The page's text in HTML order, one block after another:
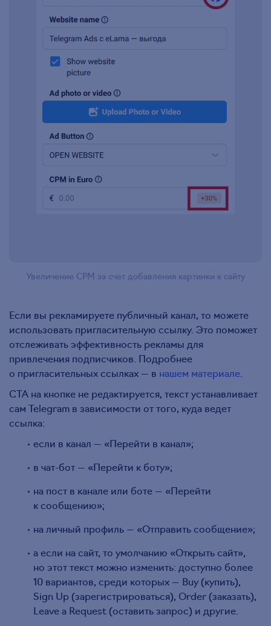
Увеличение CPM за счет добавления картинки к сайту
Если вы рекламируете публичный канал, то можете
использовать пригласительную ссылку. Это поможет
отслеживать эффективность рекламы для
привлечения подписчиков. Подробнее
о пригласительных ссылках — в нашем материале
CTA на кнопке не редактируется, текст устанавливает
сам Telegram в зависимости от того, куда ведет
ссылка:
если в канал — «Перейти в канал»;
в чат-бот — «Перейти к боту»;
на пост в канале или боте — «Перейти
к сообщению»;
на личный профиль — «Отправить сообщение»;
а если на сайт, то умолчанию «Открыть сайт»,
но этот текст можно изменить: доступно более
10 вариантов, среди которых — Buy (купить),
Sign Up (зарегистрироваться), Order (заказать),
Leave a Request (оставить запрос) и другие.